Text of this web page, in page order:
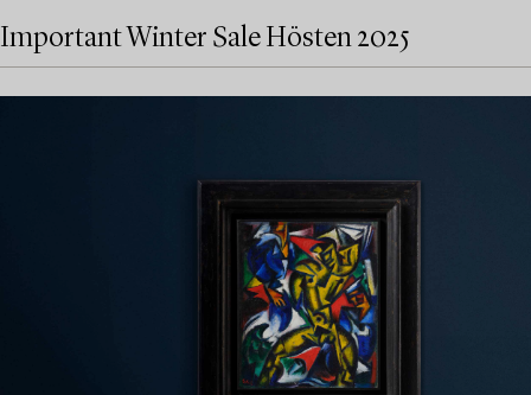
Important Winter Sale Hösten 2025